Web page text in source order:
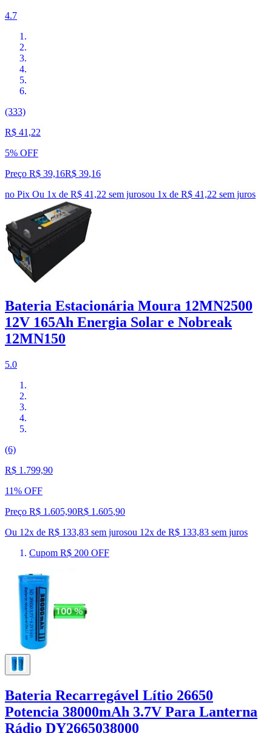
4.7
(333)
R$ 41,22
5% OFF
Preço R$ 39,16R$ 39,16
no Pix Ou 1x de R$ 41,22 sem jurosou 1x de R$ 41,22 sem juros
Bateria Estacionária Moura 12MN2500
12V 165Ah Energia Solar e Nobreak
12MN150
5.0
(6)
R$ 1.799,90
11% OFF
Preço R$ 1.605,90R$ 1.605,90
Ou 12x de R$ 133,83 sem jurosou 12x de R$ 133,83 sem juros
Cupom R$ 200 OFF
Bateria Recarregável Lítio 26650
Potencia 38000mAh 3.7V Para Lanterna
Rádio DY2665038000